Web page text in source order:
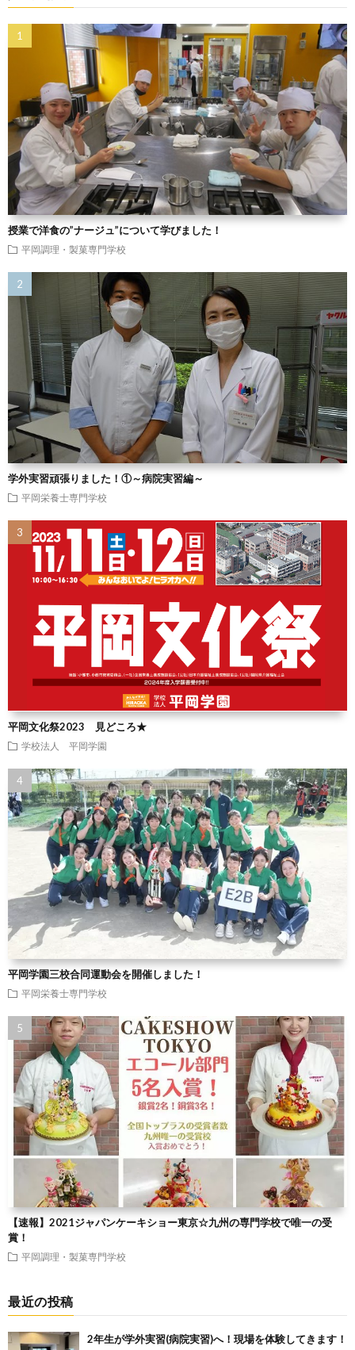
授業で洋食の”ナージュ”について学びました！
平岡調理・製菓専門学校
学外実習頑張りました！①～病院実習編～
平岡栄養士専門学校
平岡文化祭2023 見どころ★
学校法人 平岡学園
平岡学園三校合同運動会を開催しました！
平岡栄養士専門学校
【速報】2021ジャパンケーキショー東京☆九州の専門学校で唯一の受
賞！
平岡調理・製菓専門学校
最近の投稿
2年生が学外実習(病院実習)へ！現場を体験してきます！